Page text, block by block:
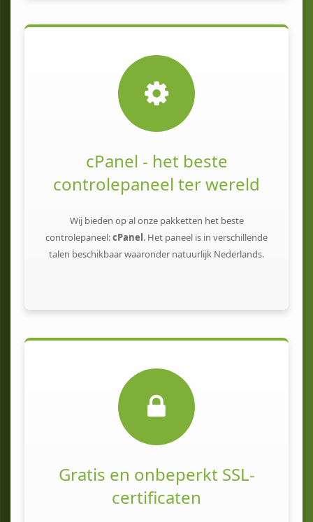
cPanel - het beste
controlepaneel ter wereld
Wij bieden op al onze pakketten het beste
controlepaneel:cPanel. Het paneel is in verschillende
talen beschikbaar waaronder natuurlijk Nederlands.
Gratis en onbeperkt SSL-
certificaten